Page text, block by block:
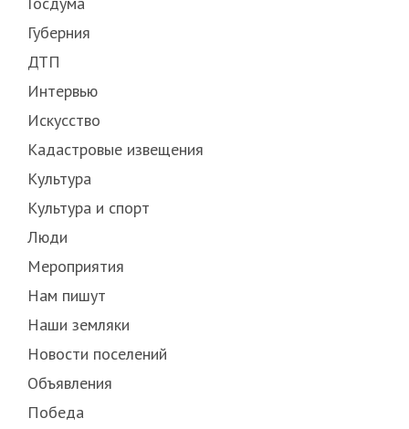
Губерния
ДТП
Интервью
Искусство
Кадастровые извещения
Культура
Культура и спорт
Люди
Мероприятия
Нам пишут
Наши земляки
Новости поселений
Объявления
Победа